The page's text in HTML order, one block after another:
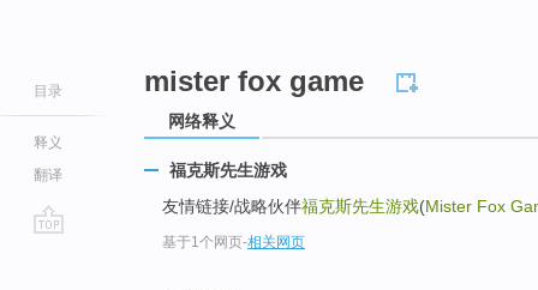
目录
释义
翻译
mister fox game
网络释义
福克斯先生游戏
友情链接/战略伙伴福克斯先生游戏(Mister Fox
基于1个网页-相关网页